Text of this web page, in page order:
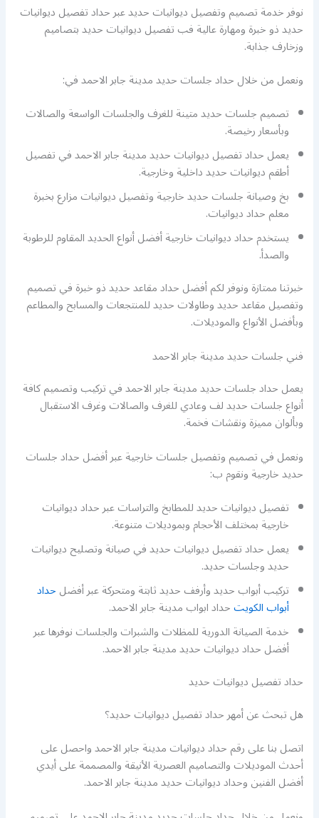
نوفر خدمة تصميم وتفصيل ديوانيات حديد عبر حداد تفصيل ديوانيات
حديد ذو خبرة ومهارة عالية فب تفصيل ديوانيات حديد بتصاميم
وزخارف جذابة.
ونعمل من خلال حداد جلسات حديد مدينة جابر الاحمد في:
تصميم جلسات حديد متينة للغرف والجلسات الواسعة والصالات
وبأسعار رخيصة.
يعمل حداد تفصيل ديوانيات حديد مدينة جابر الاحمد في تفصيل
أطقم ديوانيات حديد داخلية وخارجية.
بخ وصيانة جلسات حديد خارجية وتفصيل ديوانيات مزارع بخبرة
معلم حداد ديوانيات.
يستخدم حداد ديوانيات خارجية أفضل أنواع الحديد المقاوم للرطوبة
والصدأ.
خبرتنا ممتازة ونوفر لكم أفضل حداد مقاعد حديد ذو خبرة في تصميم
وتفصيل مقاعد حديد وطاولات حديد للمنتجعات والمسابح والمطاعم
وبأفضل الأنواع والموديلات.
فني جلسات حديد مدينة جابر الاحمد
يعمل حداد جلسات حديد مدينة جابر الاحمد في تركيب وتصميم كافة
أنواع جلسات حديد لف وعادي للغرف والصالات وغرف الاستقبال
وبألوان مميزة ونقشات فخمة.
ونعمل في تصميم وتفصيل جلسات خارجية عبر أفضل حداد جلسات
حديد خارجية ونقوم ب:
تفصيل ديوانيات حديد للمطابخ والتراسات عبر حداد ديوانيات
خارجية بمختلف الأحجام وبموديلات متنوعة.
يعمل حداد تفصيل ديوانيات حديد في صيانة وتصليح ديوانيات
حديد وجلسات حديد.
تركيب أبواب حديد وأرفف حديد ثابتة ومتحركة عبر أفضلحداد
أبواب الكويتحداد ابواب مدينة جابر الاحمد.
خدمة الصيانة الدورية للمظلات والشبرات والجلسات نوفرها عبر
أفضل حداد ديوانيات حديد مدينة جابر الاحمد.
حداد تفصيل ديوانيات حديد
هل تبحث عن أمهر حداد تفصيل ديوانيات حديد؟
اتصل بنا على رقم حداد ديوانيات مدينة جابر الاحمد واحصل على
أحدث الموديلات والتصاميم العصرية الأنيقة والمصممة على أيدي
أفضل الفنين وحداد ديوانيات حديد مدينة جابر الاحمد.